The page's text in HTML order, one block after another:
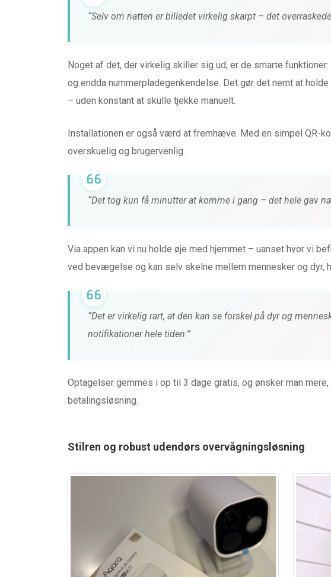
“Selv om natten er billedet virkelig skarpt – det
Noget af det, der virkelig skiller sig ud, er de smarte
og endda nummerpladegenkendelse. Det gør det nemt at
– uden konstant at skulle tjekke manuelt.
Installationen er også værd at fremhæve. Med en simpel QR-
overskuelig og brugervenlig.
“Det tog kun få minutter at komme i gang – det hele gav
Via appen kan vi nu holde øje med hjemmet – uanset hvor vi
ved bevægelse og kan selv skelne mellem mennesker og dyr,
“Det er virkelig rart, at den kan se forskel på dyr og
notifikationer hele tiden.”
Optagelser gemmes i op til 3 dage gratis, og ønsker man
betalingsløsning.
Stilren og robust udendørs overvågningsløsning